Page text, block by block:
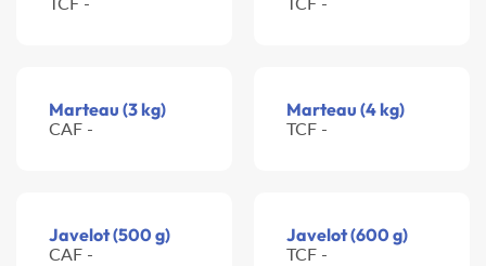
Marteau (3 kg)
CAF -
Marteau (4 kg)
TCF -
Javelot (500 g)
CAF -
Javelot (600 g)
TCF -